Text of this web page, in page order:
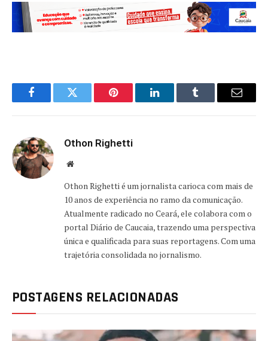
FacebookTwitter Pinterest LinkedInTumblr Email
Othon Righetti
Website
Othon Righetti é um jornalista carioca com mais de
10 anos de experiência no ramo da comunicação.
Atualmente radicado no Ceará, ele colabora com o
portal Diário de Caucaia, trazendo uma perspectiva
única e qualificada para suas reportagens. Com uma
trajetória consolidada no jornalismo.
POSTAGENS RELACIONADAS